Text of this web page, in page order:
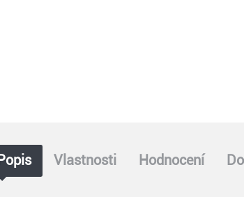
Vlastnosti Hodnocení